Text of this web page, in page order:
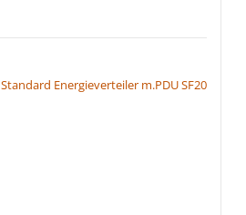
Standard Energieverteiler m.PDU SF20